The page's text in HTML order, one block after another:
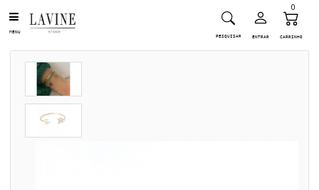
MENU
PESQUISAR ENTRAR CARRINHO
0